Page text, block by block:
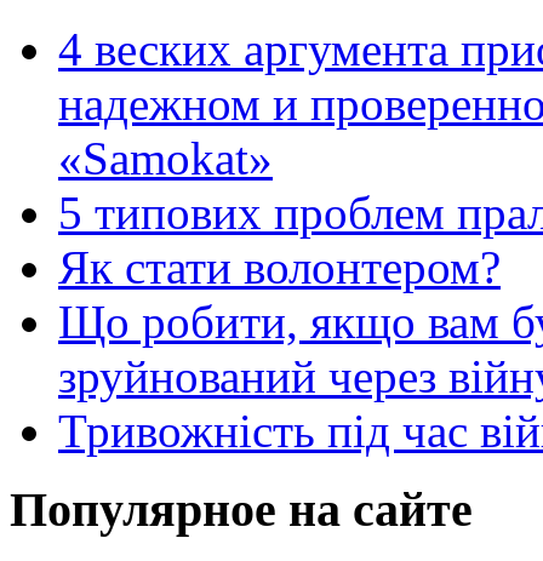
4 веских аргумента
надежном и
«Samokat»
5 типових проблем
Як стати волонтером?
Що робити, якщо вам
зруйнований через
Тривожність під час
Популярное на сайте